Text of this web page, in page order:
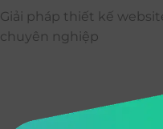
Giải pháp thiết kế
chuyên nghiệp